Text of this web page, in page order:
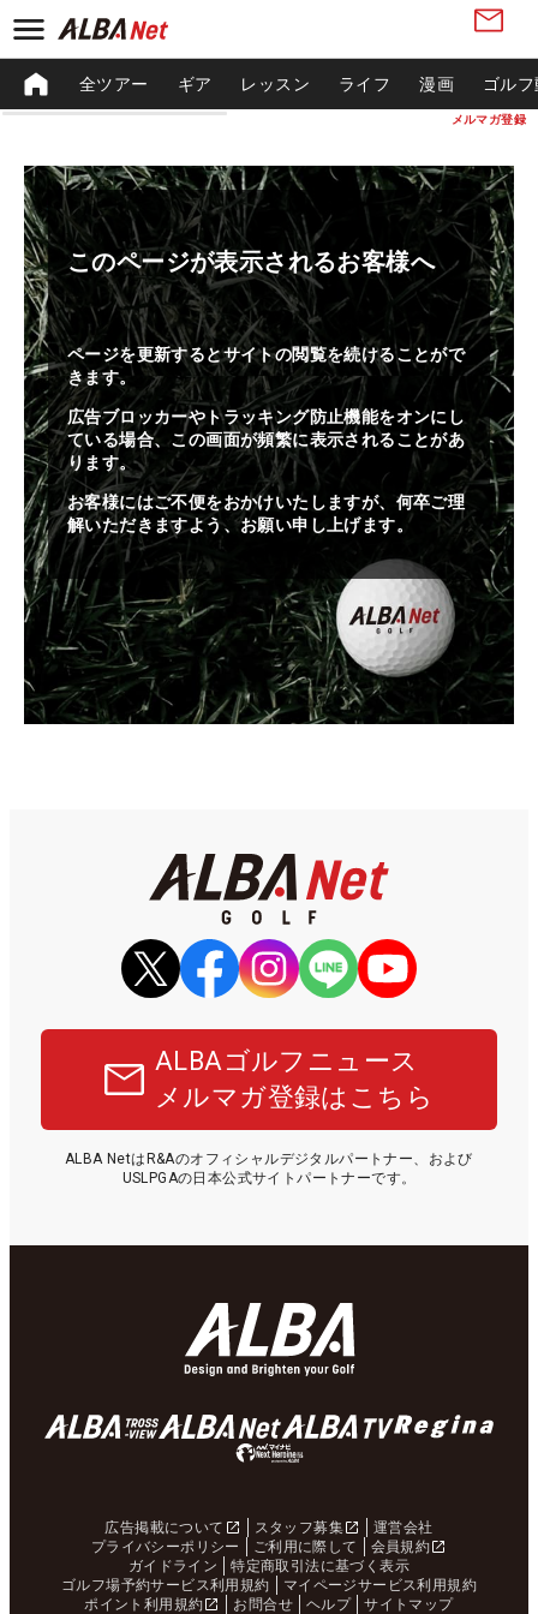
メルマガ登録
全ツアー ギア レッスン ライフ 漫画 ゴル
このページが表示されるお客様へ
ページを更新するとサイトの閲覧を続けることがで
きます。
広告ブロッカーやトラッキング防止機能をオンにし
ている場合、この画面が頻繁に表示されることがあ
ります。
お客様にはご不便をおかけいたしますが、何卒ご理
解いただきますよう、お願い申し上げます。
ALBAゴルフニュース
メルマガ登録はこちら
ALBA NetはR&Aのオフィシャルデジタルパートナー、および
USLPGAの日本公式サイトパートナーです。
広告掲載について スタッフ募集
運営会社
プライバシーポリシー
ご利用に際して
会員規約
ガイドライン
特定商取引法に基づく表示
ゴルフ場予約サービス利用規約
マイページサービス利用規約
ポイント利用規約
お問合せ ヘルプ サイトマップ